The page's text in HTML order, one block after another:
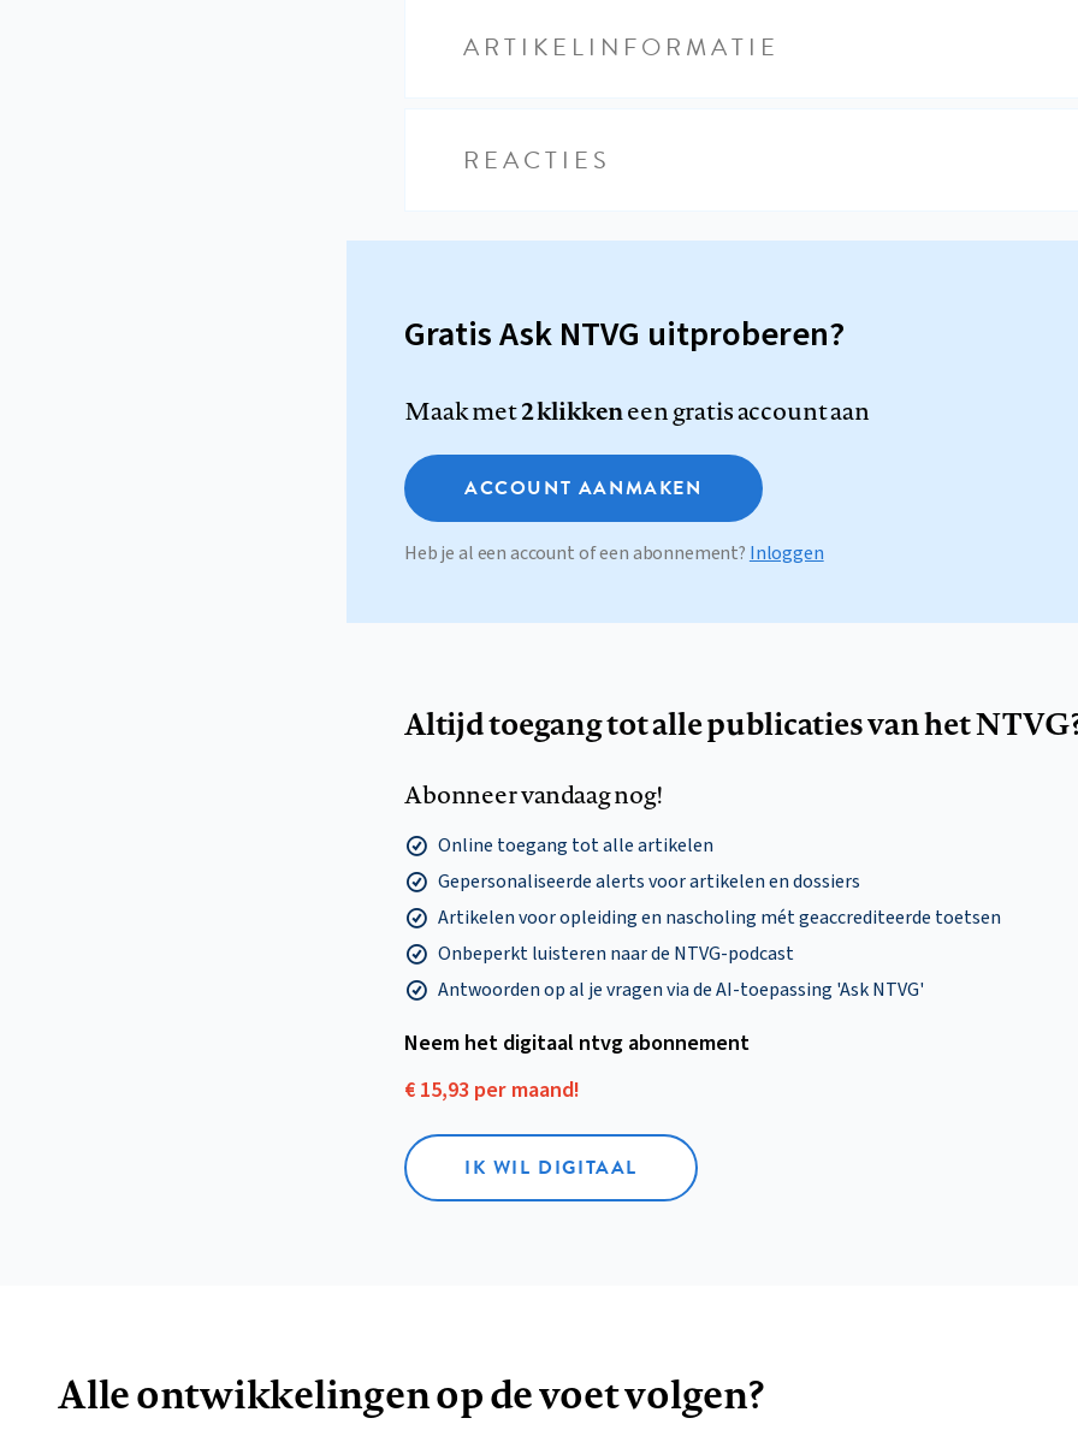
ARTIKELINFORMATIE
REACTIES
Gratis Ask NTVG uitproberen?
Maak met2 klikkeneen gratis account aan
ACCOUNT AANMAKEN
Heb je al een account of een abonnement? Inloggen
Altijd toegang tot alle publicaties van het
Abonneer vandaag nog!
Online toegang tot alle artikelen
Gepersonaliseerde alerts voor artikelen en dossiers
Artikelen voor opleiding en nascholing mét geaccrediteerde toetsen
Onbeperkt luisteren naar de NTVG-podcast
Antwoorden op al je vragen via de AI-toepassing 'Ask NTVG'
Neem het digitaal ntvg abonnement
€ 15,93 per maand!
IK WIL DIGITAAL
Alle ontwikkelingen op de voet volgen?